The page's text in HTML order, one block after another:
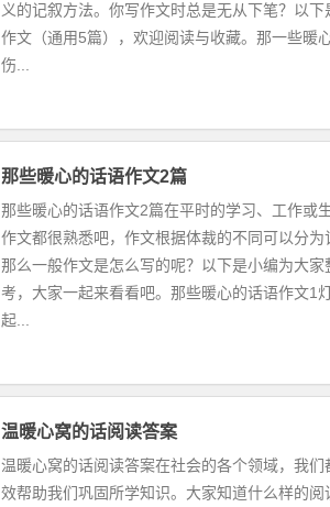
义的记叙方法。你写作文时总是无从下笔？以
作文（通用5篇），欢迎阅读与收藏。那一些暖
伤...
那些暖心的话语作文2篇
那些暖心的话语作文2篇在平时的学习、工作或
作文都很熟悉吧，作文根据体裁的不同可以分为
那么一般作文是怎么写的呢？以下是小编为大
考，大家一起来看看吧。那些暖心的话语作文1
起...
温暖心窝的话阅读答案
温暖心窝的话阅读答案在社会的各个领域，我
效帮助我们巩固所学知识。大家知道什么样的